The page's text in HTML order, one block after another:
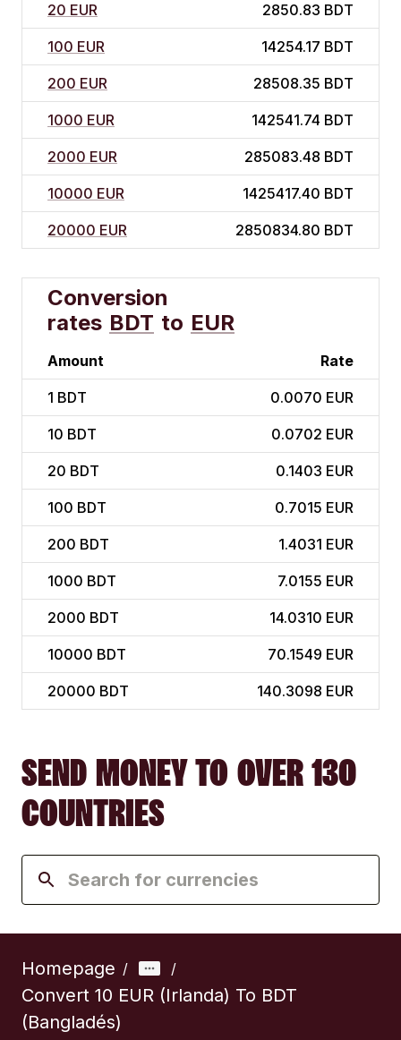
20 EUR 2850.83 BDT
100 EUR 14254.17 BDT
200 EUR 28508.35 BDT
1000 EUR 142541.74 BDT
2000 EUR 285083.48 BDT
10000 EUR 1425417.40 BDT
20000 EUR 2850834.80 BDT
Conversion
rates BDT to EUR
Amount Rate
1 BDT 0.0070 EUR
10 BDT 0.0702 EUR
20 BDT 0.1403 EUR
100 BDT 0.7015 EUR
200 BDT 1.4031 EUR
1000 BDT 7.0155 EUR
2000 BDT 14.0310 EUR
10000 BDT 70.1549 EUR
20000 BDT 140.3098 EUR
SEND MONEY TO OVER 130
COUNTRIES
Homepage / /
Convert 10 EUR (Irlanda) To BDT
(Bangladés)